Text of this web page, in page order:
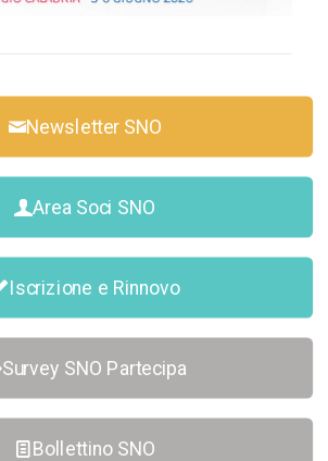
Newsletter SNO
Area Soci SNO
Iscrizione e Rinnovo
Survey SNO Partecipa
Bollettino SNO